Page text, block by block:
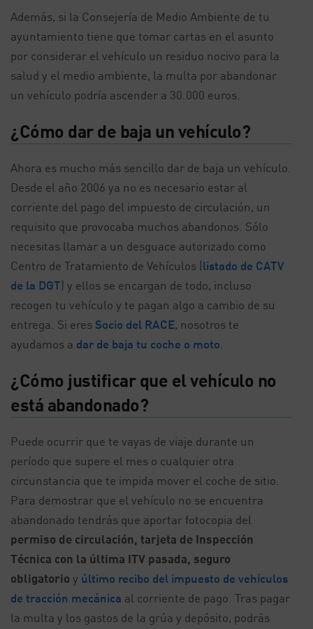
Además, si la Consejería de Medio Ambiente de tu
ayuntamiento tiene que tomar cartas en el asunto
por considerar el vehículo un residuo nocivo para la
salud y el medio ambiente, la multa por abandonar
un vehículo podría ascender a 30.000 euros.
¿Cómo dar de baja un vehículo?
Ahora es mucho más sencillo dar de baja un vehículo.
Desde el año 2006 ya no es necesario estar al
corriente del pago del impuesto de circulación, un
requisito que provocaba muchos abandonos. Sólo
necesitas llamar a un desguace autorizado como
Centro de Tratamiento de Vehículos (listado de CATV
de la DGT) y ellos se encargan de todo, incluso
recogen tu vehículo y te pagan algo a cambio de su
entrega. Si eres Socio del RACE, nosotros te
ayudamos a dar de baja tu coche o moto
¿Cómo justificar que el vehículo no
está abandonado?
Puede ocurrir que te vayas de viaje durante un
período que supere el mes o cualquier otra
circunstancia que te impida mover el coche de sitio.
Para demostrar que el vehículo no se encuentra
abandonado tendrás que aportar fotocopia del
permiso de circulación, tarjeta de Inspección
Técnica con la última ITV pasada, seguro
obligatorio y último recibo del impuesto de vehículos
de tracción mecánica al corriente de pago. Tras pagar
la multa y los gastos de la grúa y depósito, podrás